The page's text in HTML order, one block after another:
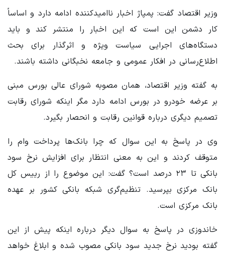
وزیر اقتصاد گفت: پمپاژ اخبار ناامیدکننده ادامه دارد و اساساً
کار دشمن این است که این اخبار را منتشر کند و باید
دستگاه‌های اجرایی سیاست ویژه و اثرگذار برای بحث
اطلاع‌رسانی در افکار عمومی و جامعه نخبگانی داشته باشند.
به گفته وزیر اقتصاد، همان مصوبه شورای عالی بورس مبنی
بر عرضه خودرو در بورس ادامه دارد مگر اینکه شورای رقابت
تصمیم دیگری درباره قوانین رقابت و انحصار بگیرد.
وی در پاسخ به این سوال که چرا بانک‌ها پرداخت وام را
متوقف کردند و این به معنی انتظار برای افزایش نرخ سود
بانکی تا ٢٣ درصد است؟ گفت: این موضوع را از رییس کل
بانک مرکزی بپرسید. تنظیم‌گری شبکه بانکی کشور بر عهده
بانک مرکزی است.
خاندوزی در پاسخ به سوال دیگر درباره اینکه پیش از این
گفته بودید نرخ جدید سود بانکی مصوب شده و ابلاغ خواهد